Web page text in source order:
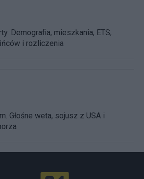
Demografia, mieszkania, ETS,
i rozliczenia
Głośne weta, sojusz z USA i